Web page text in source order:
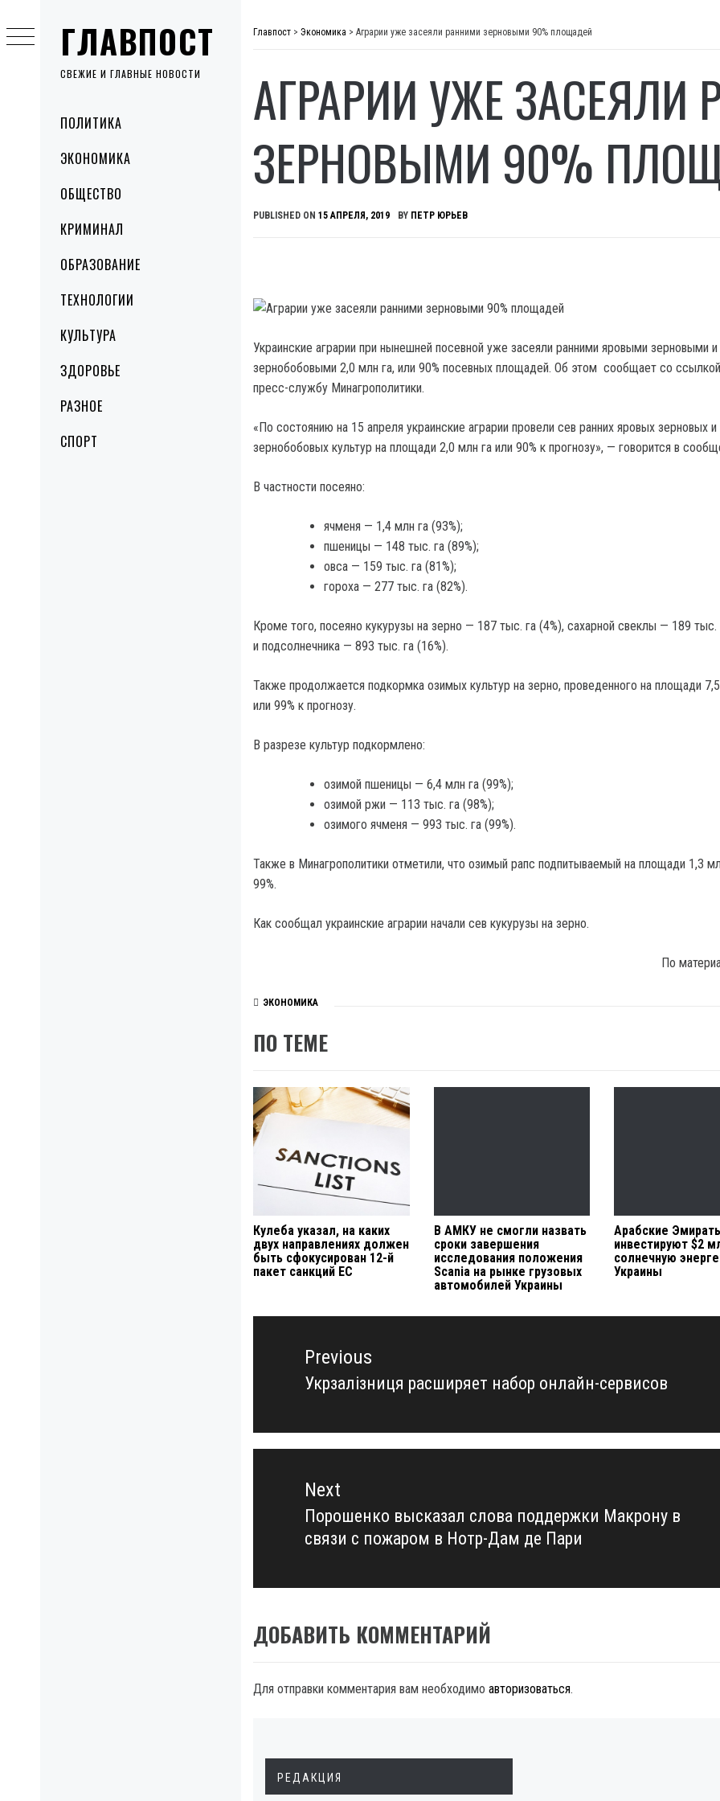
ГЛАВПОСТ
СВЕЖИЕ И ГЛАВНЫЕ НОВОСТИ
MenuПОЛИТИКА
ЭКОНОМИКА
ОБЩЕСТВО
КРИМИНАЛ
ОБРАЗОВАНИЕ
ТЕХНОЛОГИИ
КУЛЬТУРА
ЗДОРОВЬЕ
РАЗНОЕ
СПОРТ
to
content
Главпост > Экономика > Аграрии уже засеяли ранними зерновыми 90% площадей
АГРАРИИ УЖЕ ЗАСЕЯЛИ
ЗЕРНОВЫМИ 90%
PUBLISHED ON 15 АПРЕЛЯ, 2019 BY ПЕТР ЮРЬЕВ
Украинские аграрии при нынешней посевной уже засеяли ранними яровыми зерновыми и
зернобобовыми 2,0 млн га, или 90% посевных площадей. Об этом сообщает со
пресс-службу Минагрополитики.
«По состоянию на 15 апреля украинские аграрии провели сев ранних яровых зерновых и
зернобобовых культур на площади 2,0 млн га или 90% к прогнозу», — говорится в
В частности посеяно:
ячменя — 1,4 млн га (93%);
пшеницы — 148 тыс. га (89%);
овса — 159 тыс. га (81%);
гороха — 277 тыс. га (82%).
Кроме того, посеяно кукурузы на зерно — 187 тыс. га (4%), сахарной свеклы — 189 тыс.
и подсолнечника — 893 тыс. га (16%).
Также продолжается подкормка озимых культур на зерно, проведенного на площади
или 99% к прогнозу.
В разрезе культур подкормлено:
озимой пшеницы — 6,4 млн га (99%);
озимой ржи — 113 тыс. га (98%);
озимого ячменя — 993 тыс. га (99%).
Также в Минагрополитики отметили, что озимый рапс подпитываемый на площади 1,3
99%.
Как сообщал украинские аграрии начали сев кукурузы на зерно.
По
ЭКОНОМИКА
ПО ТЕМЕ
Кулеба указал, на каких
двух направлениях должен
быть сфокусирован 12-й
пакет санкций ЕС
В АМКУ не смогли назвать
сроки завершения
исследования положения
Scania на рынке грузовых
автомобилей Украины
Арабские
инвестируют $2
солнечную
Украины
Навигация
записямPrevious
Previous
Укрзалізниця расширяет набор онлайн-сервисов
Next
Next
post:
Порошенко высказал слова поддержки Макрону в
связи с пожаром в Нотр-Дам де Пари
ДОБАВИТЬ КОММЕНТАРИЙ
Для отправки комментария вам необходимо авторизоваться.
РЕДАКЦИЯ